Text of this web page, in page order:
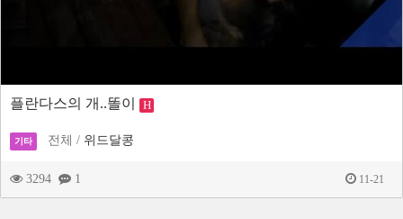
플란다스의 개..똘이 H
기타 전체 / 위드달콩
3294 1 11-21